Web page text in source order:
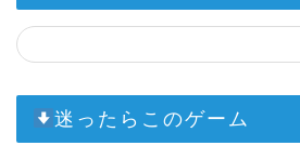
迷ったらこのゲーム